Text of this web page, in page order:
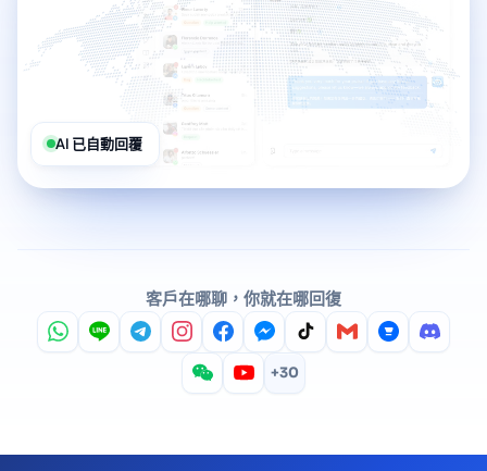
AI 已自動回覆
客戶在哪聊，你就在哪回復
+30